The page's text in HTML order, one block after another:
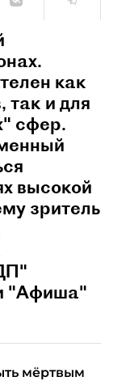
как
так и для
сфер.
высокой
зритель
"Афиша"
мёртвым